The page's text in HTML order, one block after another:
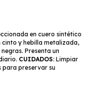
en cuero sintético
cinto y hebilla metalizada,
Presenta un
CUIDADOS: Limpiar
para preservar su